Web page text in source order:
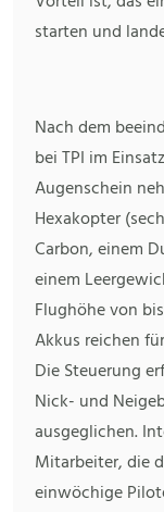
starten und
Nach dem
bei TPI im
Augenschein
Hexakopter
Carbon, einem
einem
Flughöhe von
Akkus reichen
Die Steuerung
Nick- und
ausgeglichen.
Mitarbeiter, die
einwöchige